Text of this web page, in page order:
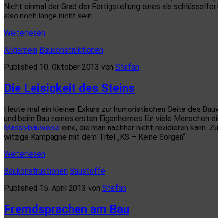
Nicht einmal der Grad der Fertigstellung eines als
also noch lange nicht sein.
Weiterlesen
Allgemein Baukonstruktionen
Published 10. Oktober 2013 von Stefan
Die Leisigkeit des Steins
Heute mal ein kleiner Exkurs zur humoristischen Seite des
und beim Bau seines ersten Eigenheimes für viele Menschen
Massivbauweise eine, die man nachher nicht revidieren kann.
witzige Kampagne mit dem Titel „KS – Keine Sorgen“.
Weiterlesen
des
Baukonstruktionen Baustoffe
Published 15. April 2013 von Stefan
Fremdsprachen am Bau